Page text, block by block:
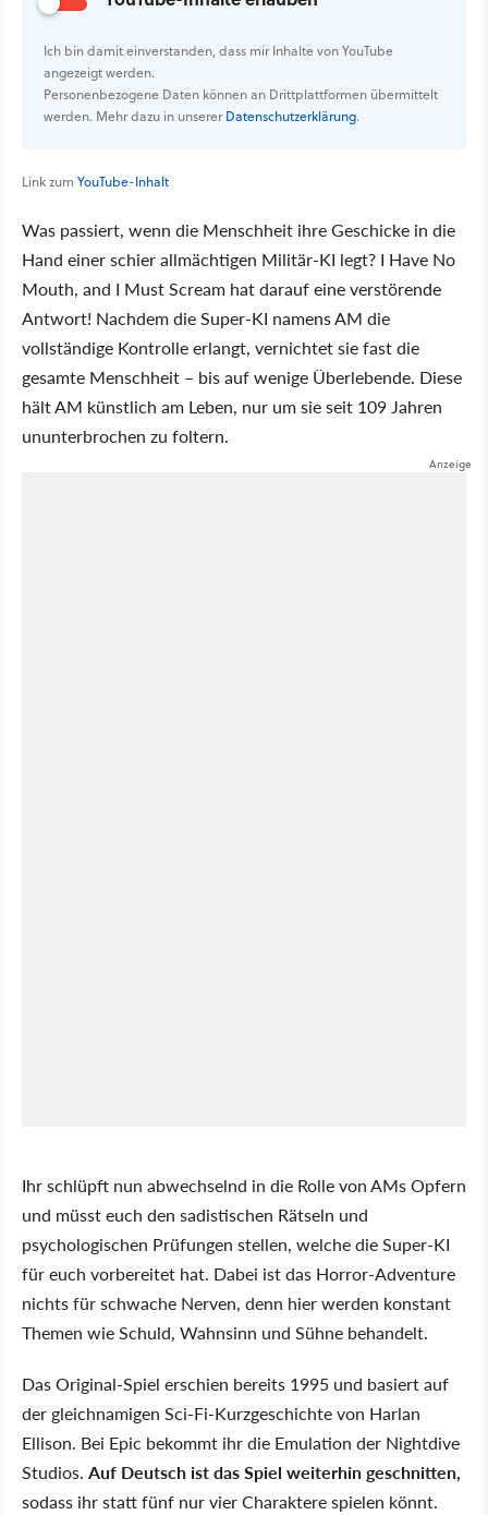
Ich bin damit einverstanden, dass mir Inhalte von YouTube
angezeigt werden.
Personenbezogene Daten können an Drittplattformen übermittelt
werden. Mehr dazu in unsererDatenschutzerklärung.
Link zum YouTube-Inhalt
Was passiert, wenn die Menschheit ihre Geschicke in die
Hand einer schier allmächtigen Militär-KI legt? I Have No
Mouth, and I Must Scream hat darauf eine verstörende
Antwort! Nachdem die Super-KI namens AM die
vollständige Kontrolle erlangt, vernichtet sie fast die
gesamte Menschheit – bis auf wenige Überlebende. Diese
hält AM künstlich am Leben, nur um sie seit 109 Jahren
ununterbrochen zu foltern.
Ihr schlüpft nun abwechselnd in die Rolle von AMs Opfern
und müsst euch den sadistischen Rätseln und
psychologischen Prüfungen stellen, welche die Super-KI
für euch vorbereitet hat. Dabei ist das Horror-Adventure
nichts für schwache Nerven, denn hier werden konstant
Themen wie Schuld, Wahnsinn und Sühne behandelt.
Das Original-Spiel erschien bereits 1995 und basiert auf
der gleichnamigen Sci-Fi-Kurzgeschichte von Harlan
Ellison. Bei Epic bekommt ihr die Emulation der Nightdive
Studios. Auf Deutsch ist das Spiel weiterhin geschnitten,
sodass ihr statt fünf nur vier Charaktere spielen könnt.